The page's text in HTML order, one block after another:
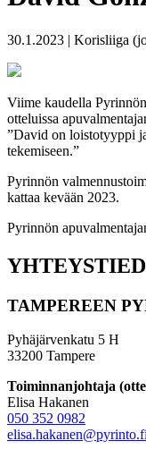
30.1.2023 | Korisliiga
Viime kaudella
otteluissa
”David on loistotyyppi
tekemiseen.”
Pyrinnön
kattaa kevään 2023.
Pyrinnön
TAMPEREEN
Pyhäjärvenkatu 5 H
33200 Tampere
Toiminnanjohtaja
Elisa Hakanen
050 352 0982